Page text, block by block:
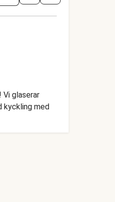
glaserar
kyckling med